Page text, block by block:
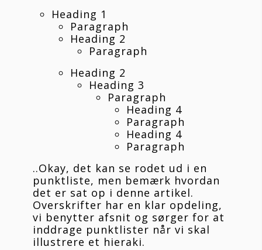
Heading 1
Paragraph
Heading 2
Paragraph
Heading 2
Heading 3
Paragraph
Heading 4
Paragraph
Heading 4
Paragraph
..Okay, det kan se rodet ud i en
punktliste, men bemærk hvordan
det er sat op i denne artikel.
Overskrifter har en klar opdeling,
vi benytter afsnit og sørger for at
inddrage punktlister når vi skal
illustrere et hieraki.